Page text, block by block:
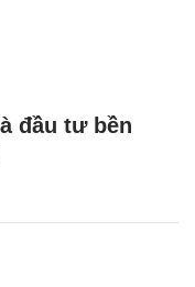
đầu tư bền